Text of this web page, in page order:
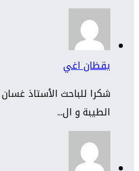
يقظان اغي
شكرا للباحث الأستاذ
الطيبة و ال...